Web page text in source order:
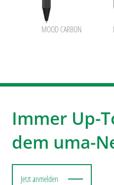
MOOD CARBON
Immer Up-
dem uma-
Jetzt anmelden